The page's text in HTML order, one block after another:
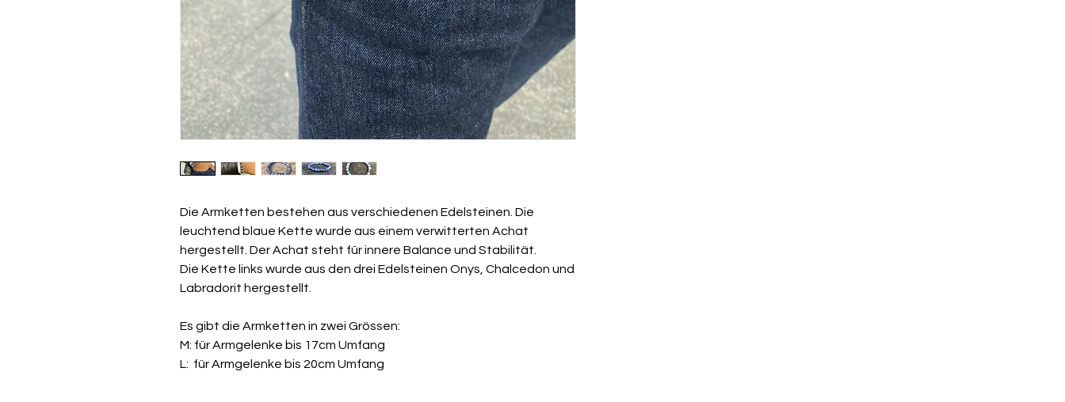
Die Armketten bestehen aus verschiedenen Edelsteinen. Die
leuchtend blaue Kette wurde aus einem verwitterten Achat
hergestellt. Der Achat steht für innere Balance und Stabilität.
Die Kette links wurde aus den drei Edelsteinen Onys, Chalcedon und
Labradorit hergestellt.
Es gibt die Armketten in zwei Grössen:
M: für Armgelenke bis 17cm Umfang
L: für Armgelenke bis 20cm Umfang